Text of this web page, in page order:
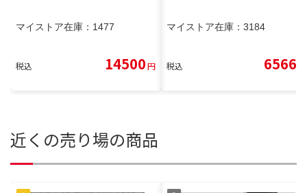
マイストア在庫： 1477
税込 14500円
マイストア在庫： 3184
税込 6566
近くの売り場の商品